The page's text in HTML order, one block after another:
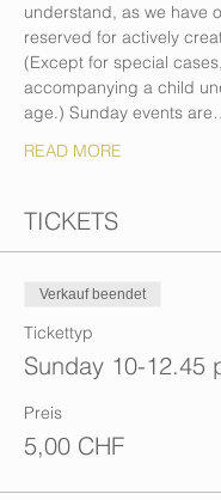
understand, as we have
reserved for actively
(Except for special
accompanying a child
age.) Sunday events
READ MORE
TICKETS
Verkauf beendet
Tickettyp
Sunday 10-12.45
Preis
5,00 CHF